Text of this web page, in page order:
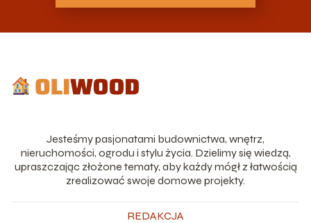
Jesteśmy pasjonatami budownictwa, wnętrz,
nieruchomości, ogrodu i stylu życia. Dzielimy się wiedzą,
upraszczając złożone tematy, aby każdy mógł z łatwością
zrealizować swoje domowe projekty.
REDAKCJA